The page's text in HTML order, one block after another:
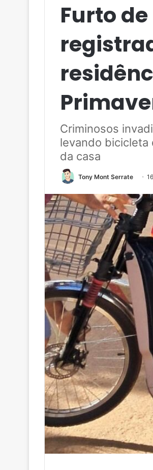
Furto
Criminosos
levando bicicleta
da casa
Tony Mont Serrate